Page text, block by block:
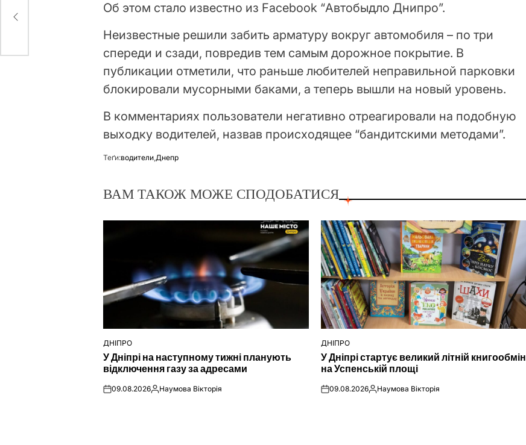
Об этом стало известно из Facebook “Автобыдло Днипро”.
Неизвестные решили забить арматуру вокруг автомобиля – по три
спереди и сзади, повредив тем самым дорожное покрытие. В
публикации отметили, что раньше любителей неправильной парковки
блокировали мусорными баками, а теперь вышли на новый уровень.
В комментариях пользователи негативно отреагировали на подобную
выходку водителей, назвав происходящее “бандитскими методами”.
Теґи:водители,Днепр
ВАМ ТАКОЖ МОЖЕ СПОДОБАТИСЯ
ОПУБЛІКУВАТИ
У
ДНІПРО
У Дніпрі на наступному тижні планують
відключення газу за адресами
on09.08.2026Опубліковано
Наумова Вікторія
ОПУБЛІКУВАТИ
У
ДНІПРО
У Дніпрі стартує великий літній книгообмін
на Успенській площі
on09.08.2026Опубліковано
Наумова Вікторія